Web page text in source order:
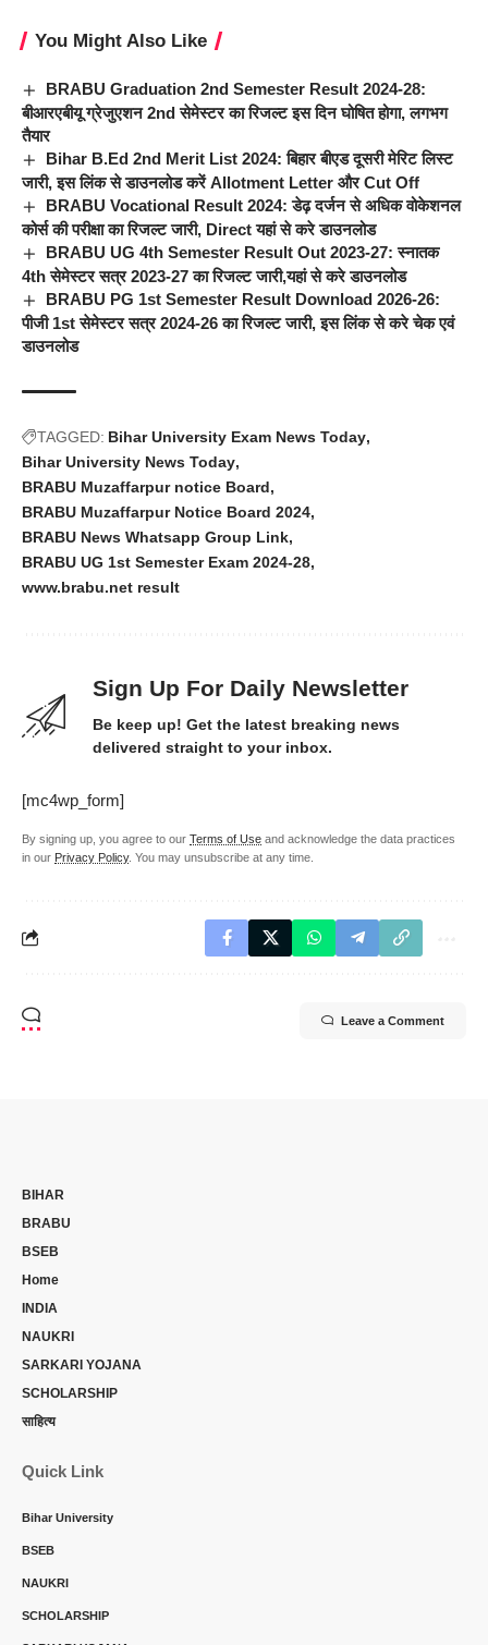
You Might Also Like
BRABU Graduation 2nd Semester Result 2024-28:
बीआरएबीयू ग्रेजुएशन 2nd सेमेस्टर का रिजल्ट इस दिन घोषित होगा, लगभग
तैयार
Bihar B.Ed 2nd Merit List 2024: बिहार बीएड दूसरी मेरिट लिस्ट
जारी, इस लिंक से डाउनलोड करें Allotment Letter और Cut Off
BRABU Vocational Result 2024: डेढ़ दर्जन से अधिक वोकेशनल
कोर्स की परीक्षा का रिजल्ट जारी, Direct यहां से करे डाउनलोड
BRABU UG 4th Semester Result Out 2023-27: स्नातक
4th सेमेस्टर सत्र 2023-27 का रिजल्ट जारी,यहां से करे डाउनलोड
BRABU PG 1st Semester Result Download 2026-26:
पीजी 1st सेमेस्टर सत्र 2024-26 का रिजल्ट जारी, इस लिंक से करे चेक एवं
डाउनलोड
TAGGED: Bihar University Exam News Today
Bihar University News Today
BRABU Muzaffarpur notice Board
BRABU Muzaffarpur Notice Board 2024
BRABU News Whatsapp Group Link
BRABU UG 1st Semester Exam 2024-28
www.brabu.net result
Sign Up For Daily Newsletter
Be keep up! Get the latest breaking news
delivered straight to your inbox.
[mc4wp_form]
By signing up, you agree to our Terms of Use and acknowledge the data practices
in our Privacy Policy. You may unsubscribe at any time.
Leave a Comment
BIHAR
BRABU
BSEB
Home
INDIA
NAUKRI
SARKARI YOJANA
SCHOLARSHIP
साहित्य
Quick Link
Bihar University
BSEB
NAUKRI
SCHOLARSHIP